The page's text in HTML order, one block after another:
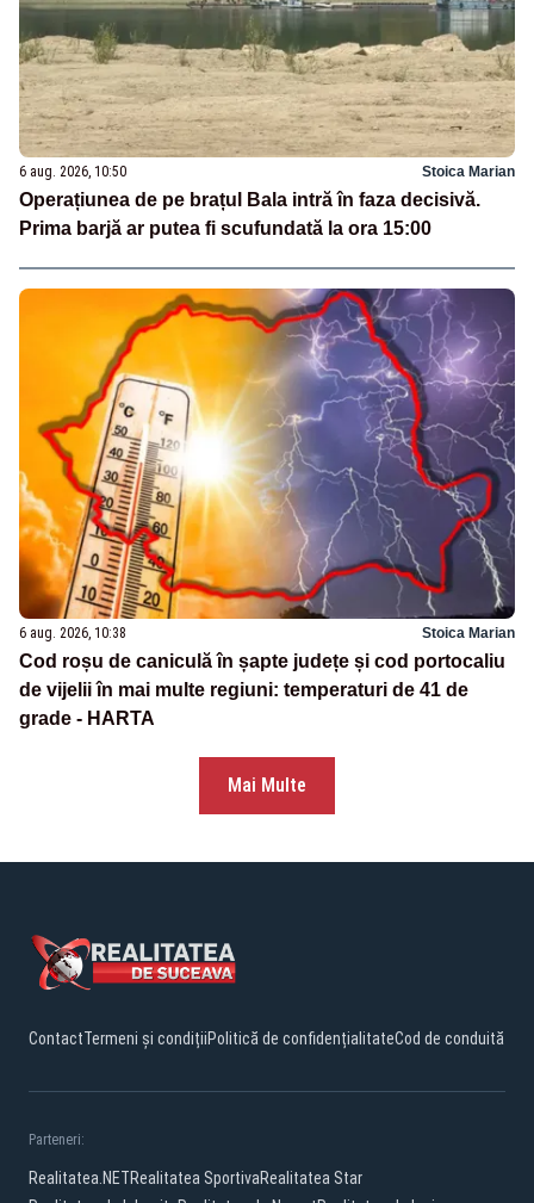
6 aug. 2026, 10:50 Stoica Marian
Operațiunea de pe brațul Bala intră în faza decisivă.
Prima barjă ar putea fi scufundată la ora 15:00
6 aug. 2026, 10:38 Stoica Marian
Cod roșu de caniculă în șapte județe și cod portocaliu
de vijelii în mai multe regiuni: temperaturi de 41 de
grade - HARTA
Mai Multe
ContactTermeni și condițiiPolitică de confidențialitateCod de conduită
Parteneri:
Realitatea.NETRealitatea SportivaRealitatea Star